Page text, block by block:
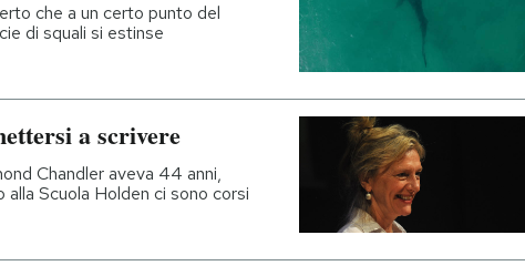
che a un certo punto del
di squali si estinse
a scrivere
Chandler aveva 44 anni,
Scuola Holden ci sono corsi